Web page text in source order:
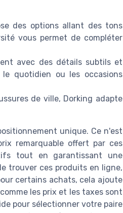
des options allant des tons
vous permet de compléter
avec des détails subtils et
quotidien ou les occasions
de ville, Dorking adapte
unique. Ce n'est
remarquable offert par ces
tout en garantissant une
trouver ces produits en ligne,
certains achats, cela ajoute
les prix et les taxes sont
pour sélectionner votre paire